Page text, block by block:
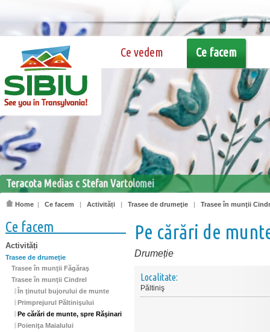
Ce vedem Ce facem
Teracota Medias c Stefan Vartolomei
Home | Ce facem | Activități | Trasee de drumeţie | Trasee în munţii
Ce facem
Activități
Trasee de drumeţie
Trasee în munţii Făgăraş
Trasee în munţii Cindrel
În ţinutul bujorului de munte
Primprejurul Păltinişului
Pe cărări de munte, spre Răşinari
Poieniţa Maialului
Pe cărări de
Drumeție
Localitate:
Păltiniş